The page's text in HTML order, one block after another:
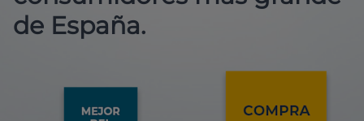
de España.